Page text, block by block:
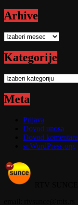
Arhive
Arhive
Kategorije
Kategorije
Meta
Prijava
Dovod unosa
Dovod komentara
sr.WordPress.org